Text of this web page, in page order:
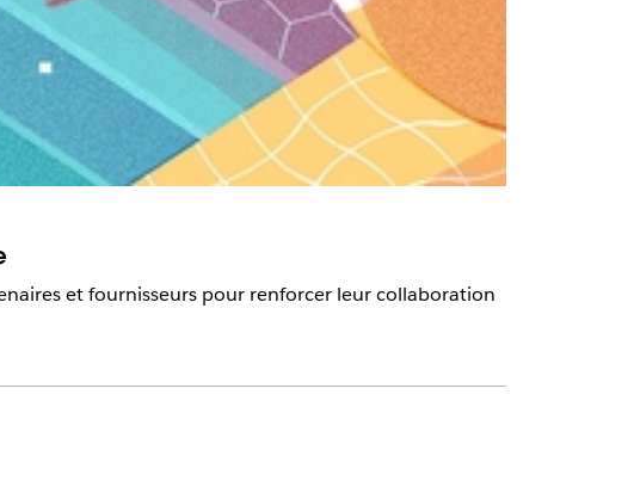
et fournisseurs pour renforcer leur collaboration